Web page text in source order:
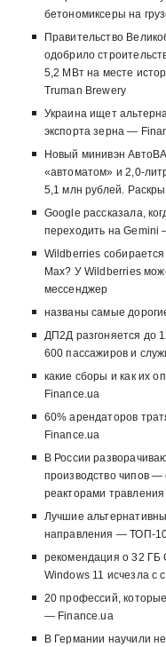
бетономиксеры на
Правительство
одобрило
5,2 МВт на месте
Truman Brewery
Украина ищет
экспорта зерна —
Новый минивэн
«автоматом» и 2,0-
5,1 млн рублей.
Google рассказала,
переходить на Gemini
Wildberries
Max? У Wildberries
мессенджер
названы самые
ДП2Д разгоняется до
600 пассажиров и
какие сборы и как их
Finance.ua
60% арендаторов
Finance.ua
В России
производство чипов
реакторами
Лучшие
направления — ТОП-
рекомендация о 32 ГБ
Windows 11 исчезла с
20 профессий,
— Finance.ua
В Германии научили